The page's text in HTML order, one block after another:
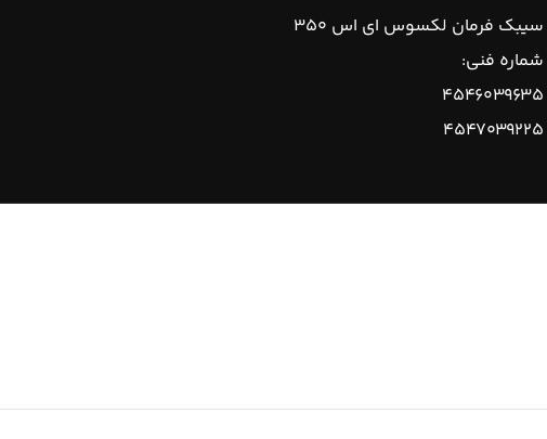
سیبک فرمان لکسوس ای اس ۳۵۰
شماره فنی:
۴۵۴۶۰۳۹۶۳۵
۴۵۴۷۰۳۹۲۲۵